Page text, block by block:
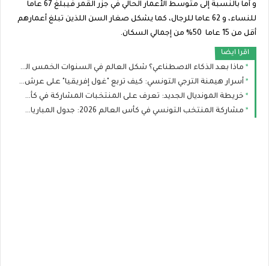
و أما بالنسبة إلى متوسط الأعمار الحالي في جزر القمر فيبلغ 67 عاما
للنساء، و 62 عاما للرجال، كما يشكل صغار السن اللذين تبلغ أعمارهم
أقل من 15 عاما 50% من إجمالي السكان.
اقرا ايضا
ماذا بعد الذكاء الاصطناعي؟ شكل العالم في السنوات الخمس القادمة
أسرار هيمنة الترجي التونسي: كيف تربع "غول إفريقيا" على عرش الألقاب؟
خريطة المونديال الجديد: تعرف على المنتخبات المشاركة في كأس العالم ومن المرشح للقب؟
مشاركة المنتخب التونسي في كأس العالم 2026: جدول المباريات، التشكيلة، وحظوظ النسور